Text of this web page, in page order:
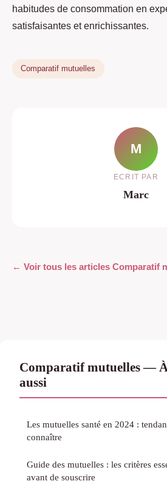
habitudes de consommation en
satisfaisantes et enrichissantes.
Comparatif mutuelles
M
ECRIT PAR
Marc
← Voir tous les articles Comparatif
Comparatif mutuelles —
aussi
Les mutuelles santé en 2024 :
connaître
Guide des mutuelles : les critères
avant de souscrire